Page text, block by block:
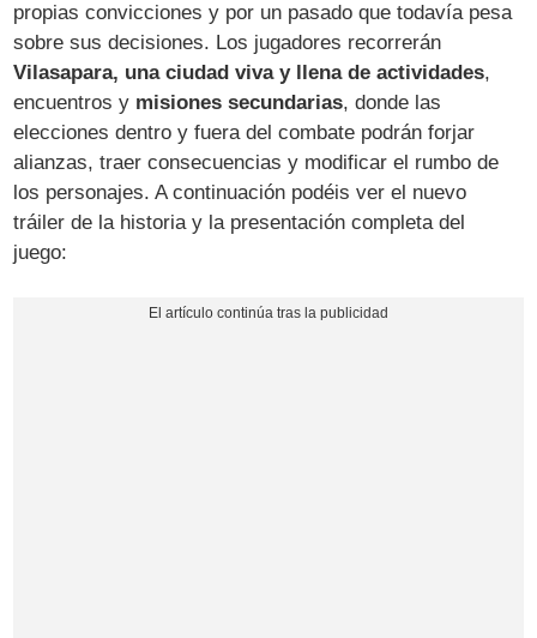
propias convicciones y por un pasado que todavía pesa
sobre sus decisiones. Los jugadores recorrerán
Vilasapara, una ciudad viva y llena de actividades,
encuentros y misiones secundarias, donde las
elecciones dentro y fuera del combate podrán forjar
alianzas, traer consecuencias y modificar el rumbo de
los personajes. A continuación podéis ver el nuevo
tráiler de la historia y la presentación completa del
juego: